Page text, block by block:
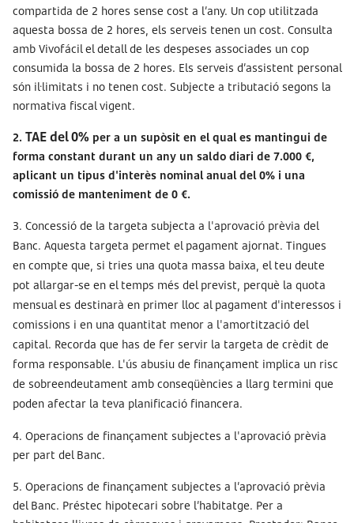
compartida de 2 hores sense cost a l’any. Un cop utilitzada
aquesta bossa de 2 hores, els serveis tenen un cost. Consulta
amb Vivofácil el detall de les despeses associades un cop
consumida la bossa de 2 hores. Els serveis d’assistent personal
són il·limitats i no tenen cost. Subjecte a tributació segons la
normativa fiscal vigent.
2. TAE del 0% per a un supòsit en el qual es mantingui de
forma constant durant un any un saldo diari de 7.000 €,
aplicant un tipus d'interès nominal anual del 0% i una
comissió de manteniment de 0 €.
3. Concessió de la targeta subjecta a l'aprovació prèvia del
Banc. Aquesta targeta permet el pagament ajornat. Tingues
en compte que, si tries una quota massa baixa, el teu deute
pot allargar-se en el temps més del previst, perquè la quota
mensual es destinarà en primer lloc al pagament d'interessos i
comissions i en una quantitat menor a l'amortització del
capital. Recorda que has de fer servir la targeta de crèdit de
forma responsable. L'ús abusiu de finançament implica un risc
de sobreendeutament amb conseqüències a llarg termini que
poden afectar la teva planificació financera.
4. Operacions de finançament subjectes a l'aprovació prèvia
per part del Banc.
5. Operacions de finançament subjectes a l’aprovació prèvia
del Banc. Préstec hipotecari sobre l’habitatge. Per a